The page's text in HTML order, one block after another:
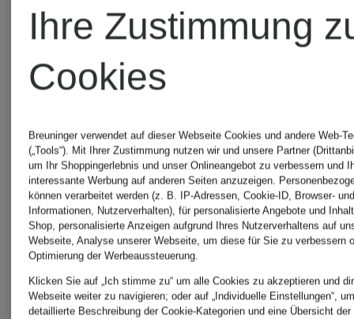
ARMEDANGELS
Kleider
ARMEDANGELS
Kleider in A-
Linie
Tapered
Wide
Ihre Zustimmung
Cookies
Breuninger verwendet auf dieser Webseite Cookies und andere Web-
(„Tools“). Mit Ihrer Zustimmung nutzen wir und unsere Partner
um Ihr Shoppingerlebnis und unser Onlineangebot zu verbessern und
interessante Werbung auf anderen Seiten anzuzeigen.
können verarbeitet werden (z. B. IP-Adressen, Cookie-ID, Browser-
Informationen, Nutzerverhalten), für personalisierte Angebote und
Shop, personalisierte Anzeigen aufgrund Ihres Nutzerverhaltens auf
Webseite, Analyse unserer Webseite, um diese für Sie zu verbessern
Optimierung der Werbeaussteuerung.
Klicken Sie auf „Ich stimme zu“ um alle Cookies zu akzeptieren und
Webseite weiter zu navigieren; oder auf „Individuelle Einstellungen“,
detaillierte Beschreibung der Cookie-Kategorien und eine Übersicht